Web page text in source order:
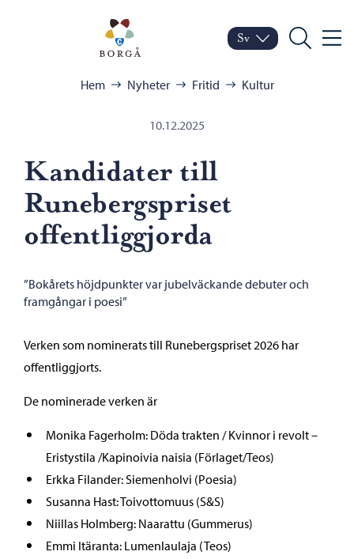
Porvoo – Gå till
Byt språk
Nuvarande språk:
Sv
Sök Meny
Hem Nyheter Fritid Kultur
10.12.2025
Kandidater till
Runebergspriset
offentliggjorda
”Bokårets höjdpunkter var jubelväckande debuter och
framgångar i poesi”
Verken som nominerats till Runebergspriset 2026 har
offentliggjorts.
De nominerade verken är
Monika Fagerholm: Döda trakten / Kvinnor i revolt –
Eristystila /Kapinoivia naisia (Förlaget/Teos)
Erkka Filander: Siemenholvi (Poesia)
Susanna Hast: Toivottomuus (S&S)
Niillas Holmberg: Naarattu (Gummerus)
Emmi Itäranta: Lumenlaulaja (Teos)